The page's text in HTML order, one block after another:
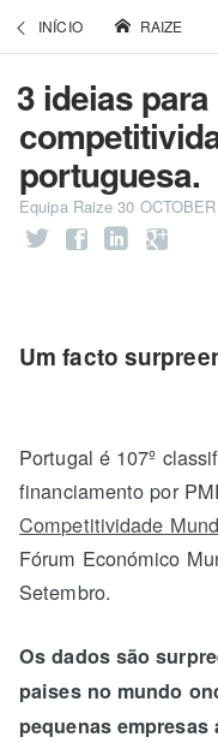
INÍCIO RAIZE
3 ideias
portuguesa.
Equipa Raize 30
Um facto
Portugal é 107º
financiamento por
Competitividade
Fórum Económico
Setembro.
Os dados são
paises no mundo
pequenas